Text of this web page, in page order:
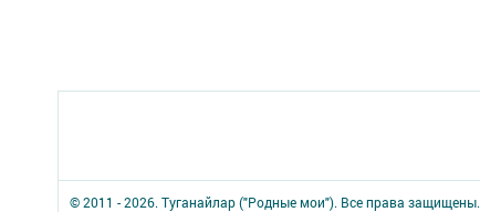
© 2011 - 2026. Туганайлар ("Родные мои"). Все права защищены.